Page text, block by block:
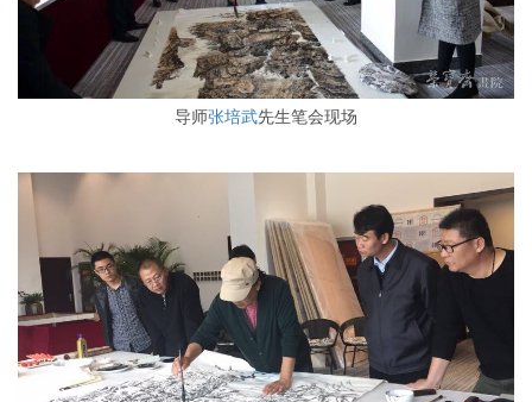
导师张培武先生笔会现场